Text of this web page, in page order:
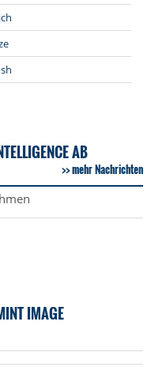
AB
mehr Nachrichten
IMAGE